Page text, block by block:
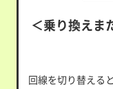
＜乗り換えま
回線を切り替える